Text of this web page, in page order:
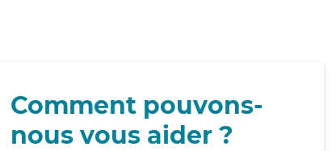
Comment pouvons-
nous vous aider ?